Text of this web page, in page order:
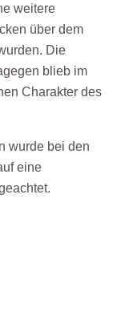
weitere
über dem
Die
blieb im
Charakter des
wurde bei den
eine